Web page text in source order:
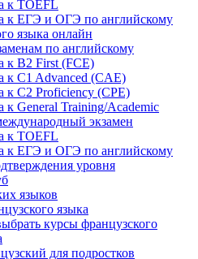
к TOEFL
к ЕГЭ и ОГЭ по английскому
языка онлайн
по английскому
к B2 First (FCE)
к C1 Advanced (CAE)
к C2 Proficiency (CPE)
к General Training/Academic
экзамен
к TOEFL
к ЕГЭ и ОГЭ по английскому
уровня
языков
языка
курсы французского
для подростков